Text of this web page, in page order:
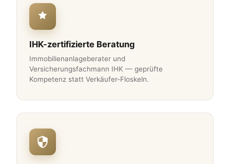
IHK-zertifizierte Beratung
Immobilienanlageberater und
Versicherungsfachmann IHK — geprüfte
Kompetenz statt Verkäufer-Floskeln.